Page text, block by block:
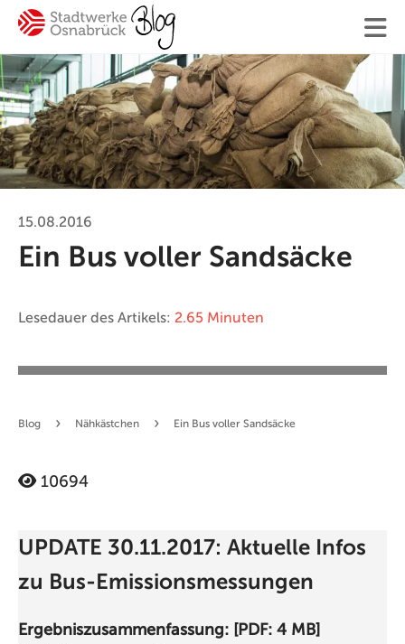
Finden
Ihre Suche
15.08.2016
Ein Bus voller Sandsäcke
Lesedauer des Artikels: 2.65 Minuten
Blog › Nähkästchen › Ein Bus voller Sandsäcke
10694
UPDATE 30.11.2017: Aktuelle Infos
zu Bus-Emissionsmessungen
Ergebniszusammenfassung: [PDF: 4 MB]